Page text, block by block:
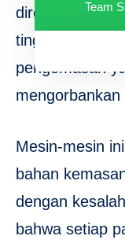
direkayasa
tinggi,
pengemasan
mengorbankan
Mesin-mesin
bahan
dengan
bahwa setiap
Team